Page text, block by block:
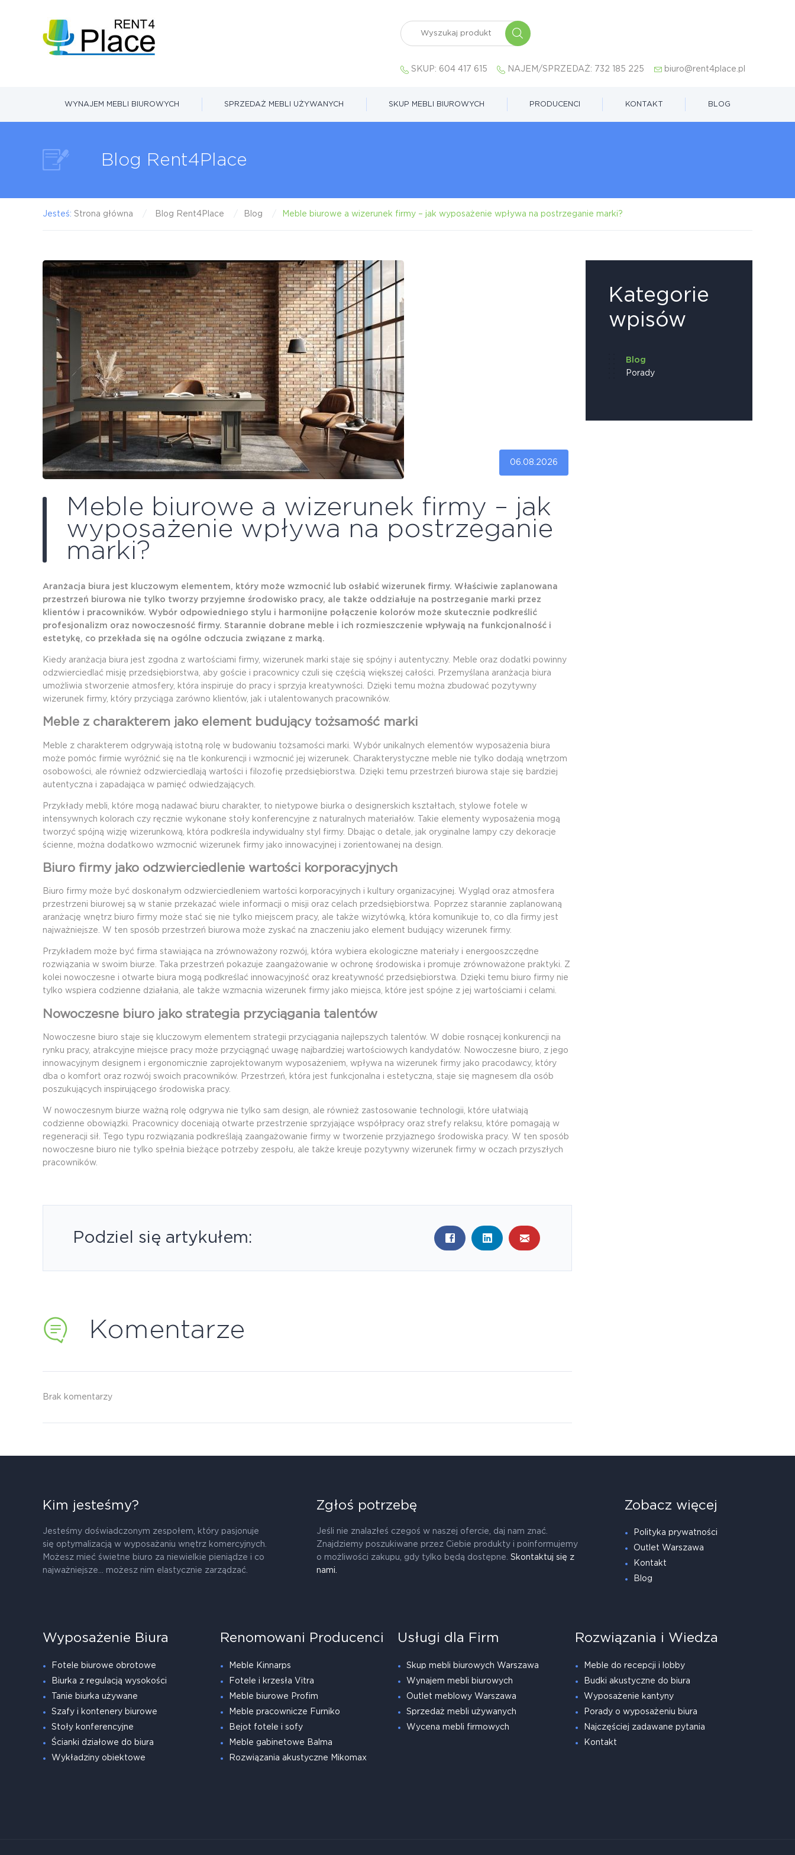
SKUP: 604 417 615 NAJEM/SPRZEDAŻ: 732 185 225 biuro@rent4place.pl
WYNAJEM MEBLI BIUROWYCH SPRZEDAŻ MEBLI UŻYWANYCH SKUP MEBLI BIUROWYCH PRODUCENCI KONTAKT BLOG
Blog Rent4Place
Jesteś: Strona główna Blog Rent4Place Blog Meble biurowe a wizerunek firmy – jak wyposażenie wpływa na postrzeganie marki?
06.08.2026
Meble biurowe a wizerunek firmy – jak
wyposażenie wpływa na postrzeganie
marki?
Aranżacja biura jest kluczowym elementem, który może wzmocnić lub osłabić wizerunek firmy. Właściwie zaplanowana
przestrzeń biurowa nie tylko tworzy przyjemne środowisko pracy, ale także oddziałuje na postrzeganie marki przez
klientów i pracowników. Wybór odpowiedniego stylu i harmonijne połączenie kolorów może skutecznie podkreślić
profesjonalizm oraz nowoczesność firmy. Starannie dobrane meble i ich rozmieszczenie wpływają na funkcjonalność i
estetykę, co przekłada się na ogólne odczucia związane z marką.
Kiedy aranżacja biura jest zgodna z wartościami firmy, wizerunek marki staje się spójny i autentyczny. Meble oraz dodatki powinny
odzwierciedlać misję przedsiębiorstwa, aby goście i pracownicy czuli się częścią większej całości. Przemyślana aranżacja biura
umożliwia stworzenie atmosfery, która inspiruje do pracy i sprzyja kreatywności. Dzięki temu można zbudować pozytywny
wizerunek firmy, który przyciąga zarówno klientów, jak i utalentowanych pracowników.
Meble z charakterem jako element budujący tożsamość marki
Meble z charakterem odgrywają istotną rolę w budowaniu tożsamości marki. Wybór unikalnych elementów wyposażenia biura
może pomóc firmie wyróżnić się na tle konkurencji i wzmocnić jej wizerunek. Charakterystyczne meble nie tylko dodają wnętrzom
osobowości, ale również odzwierciedlają wartości i filozofię przedsiębiorstwa. Dzięki temu przestrzeń biurowa staje się bardziej
autentyczna i zapadająca w pamięć odwiedzających.
Przykłady mebli, które mogą nadawać biuru charakter, to nietypowe biurka o designerskich kształtach, stylowe fotele w
intensywnych kolorach czy ręcznie wykonane stoły konferencyjne z naturalnych materiałów. Takie elementy wyposażenia mogą
tworzyć spójną wizję wizerunkową, która podkreśla indywidualny styl firmy. Dbając o detale, jak oryginalne lampy czy dekoracje
ścienne, można dodatkowo wzmocnić wizerunek firmy jako innowacyjnej i zorientowanej na design.
Biuro firmy jako odzwierciedlenie wartości korporacyjnych
Biuro firmy może być doskonałym odzwierciedleniem wartości korporacyjnych i kultury organizacyjnej. Wygląd oraz atmosfera
przestrzeni biurowej są w stanie przekazać wiele informacji o misji oraz celach przedsiębiorstwa. Poprzez starannie zaplanowaną
aranżację wnętrz biuro firmy może stać się nie tylko miejscem pracy, ale także wizytówką, która komunikuje to, co dla firmy jest
najważniejsze. W ten sposób przestrzeń biurowa może zyskać na znaczeniu jako element budujący wizerunek firmy.
Przykładem może być firma stawiająca na zrównoważony rozwój, która wybiera ekologiczne materiały i energooszczędne
rozwiązania w swoim biurze. Taka przestrzeń pokazuje zaangażowanie w ochronę środowiska i promuje zrównoważone praktyki. Z
kolei nowoczesne i otwarte biura mogą podkreślać innowacyjność oraz kreatywność przedsiębiorstwa. Dzięki temu biuro firmy nie
tylko wspiera codzienne działania, ale także wzmacnia wizerunek firmy jako miejsca, które jest spójne z jej wartościami i celami.
Nowoczesne biuro jako strategia przyciągania talentów
Nowoczesne biuro staje się kluczowym elementem strategii przyciągania najlepszych talentów. W dobie rosnącej konkurencji na
rynku pracy, atrakcyjne miejsce pracy może przyciągnąć uwagę najbardziej wartościowych kandydatów. Nowoczesne biuro, z jego
innowacyjnym designem i ergonomicznie zaprojektowanym wyposażeniem, wpływa na wizerunek firmy jako pracodawcy, który
dba o komfort oraz rozwój swoich pracowników. Przestrzeń, która jest funkcjonalna i estetyczna, staje się magnesem dla osób
poszukujących inspirującego środowiska pracy.
W nowoczesnym biurze ważną rolę odgrywa nie tylko sam design, ale również zastosowanie technologii, które ułatwiają
codzienne obowiązki. Pracownicy doceniają otwarte przestrzenie sprzyjające współpracy oraz strefy relaksu, które pomagają w
regeneracji sił. Tego typu rozwiązania podkreślają zaangażowanie firmy w tworzenie przyjaznego środowiska pracy. W ten sposób
nowoczesne biuro nie tylko spełnia bieżące potrzeby zespołu, ale także kreuje pozytywny wizerunek firmy w oczach przyszłych
pracowników.
Podziel się artykułem:
Komentarze
Brak komentarzy
Kategorie
wpisów
Blog
Porady
Kim jesteśmy?
Jesteśmy doświadczonym zespołem, który pasjonuje
się optymalizacją w wyposażaniu wnętrz komercyjnych.
Możesz mieć świetne biuro za niewielkie pieniądze i co
najważniejsze... możesz nim elastycznie zarządzać.
Zgłoś potrzebę
Jeśli nie znalazłeś czegoś w naszej ofercie, daj nam znać.
Znajdziemy poszukiwane przez Ciebie produkty i poinformujemy
o możliwości zakupu, gdy tylko będą dostępne. Skontaktuj się z
nami.
Zobacz więcej
Polityka prywatności
Outlet Warszawa
Kontakt
Blog
Wyposażenie Biura
Fotele biurowe obrotowe
Biurka z regulacją wysokości
Tanie biurka używane
Szafy i kontenery biurowe
Stoły konferencyjne
Ścianki działowe do biura
Wykładziny obiektowe
Renomowani Producenci
Meble Kinnarps
Fotele i krzesła Vitra
Meble biurowe Profim
Meble pracownicze Furniko
Bejot fotele i sofy
Meble gabinetowe Balma
Rozwiązania akustyczne Mikomax
Usługi dla Firm
Skup mebli biurowych Warszawa
Wynajem mebli biurowych
Outlet meblowy Warszawa
Sprzedaż mebli używanych
Wycena mebli firmowych
Rozwiązania i Wiedza
Meble do recepcji i lobby
Budki akustyczne do biura
Wyposażenie kantyny
Porady o wyposażeniu biura
Najczęściej zadawane pytania
Kontakt